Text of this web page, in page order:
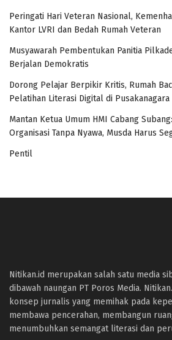
Peringati Hari Veteran Nasional,
Kantor LVRI dan Bedah Rumah Veteran
Musyawarah Pembentukan Panitia
Berjalan Demokratis
Dorong Pelajar Berpikir Kritis, Rumah
Pelatihan Literasi Digital di Pusakanagara
Mantan Ketua Umum HMI Cabang
Organisasi Tanpa Nyawa, Musda Harus
Pentil
slot scatter hitam
https://protuning.id/
https://ptnobelindonesia.com/
https://okegas.id/
https://dukcapil.selumakab.go.id/
https://store.scuto.co.id/wp-content/
Nitikan.id merupakan salah satu media
dibawah naungan PT Poros Media.
konsep jurnalis yang memihak pada
membawa pencerahan, membangun
menumbuhkan semangat literasi dan